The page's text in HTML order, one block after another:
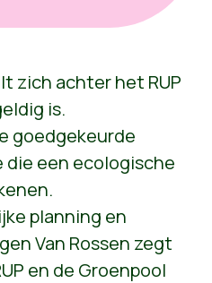
zich achter het RUP
is.
goedgekeurde
die een ecologische
planning en
Van Rossen zegt
en de Groenpool